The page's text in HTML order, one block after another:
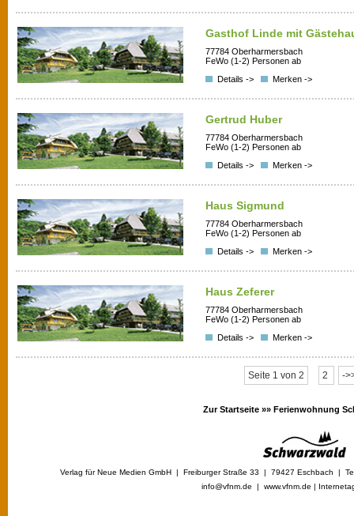
Gasthof Linde mit
77784 Oberharmersbach
FeWo (1-2) Personen ab
Details ->
Merken ->
Gertrud Huber
77784 Oberharmersbach
FeWo (1-2) Personen ab
Details ->
Merken ->
Haus Sigmund
77784 Oberharmersbach
FeWo (1-2) Personen ab
Details ->
Merken ->
Haus Zeferer
77784 Oberharmersbach
FeWo (1-2) Personen ab
Details ->
Merken ->
Seite 1 von 2 2 -
Zur Startseite »» Ferienwohnung
Verlag für Neue Medien GmbH | Freiburger Straße 33 | 79427 Eschbach |
info@vfnm.de | www.vfnm.de |